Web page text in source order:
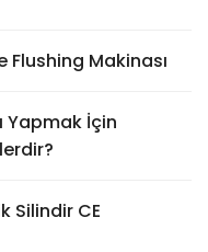
Flushing Makinası
Yapmak İçin
Silindir CE